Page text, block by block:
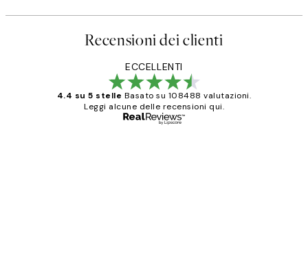
Recensioni dei clienti
ECCELLENTI
4.4 su 5 stelle Basato su 108488 valutazioni.
Leggi alcune delle recensioni qui.